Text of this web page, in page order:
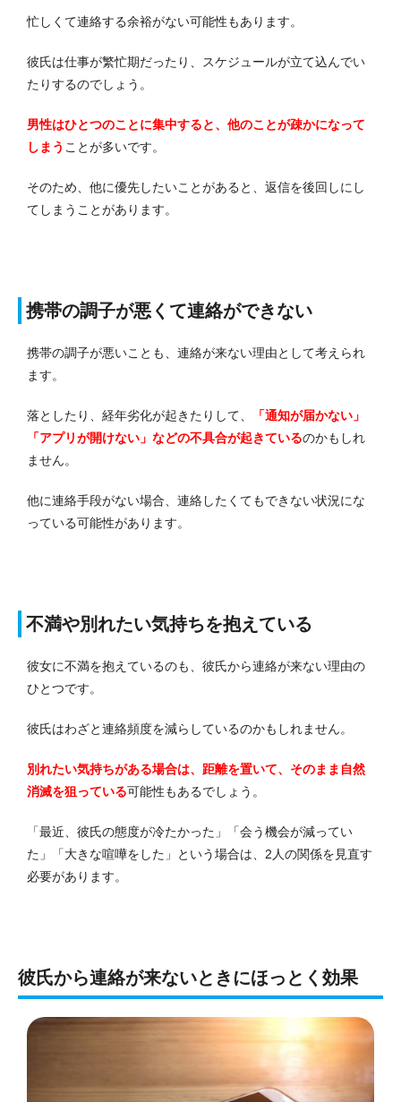
忙しくて連絡する余裕がない可能性もあります。
彼氏は仕事が繁忙期だったり、スケジュールが立て込んでい
たりするのでしょう。
男性はひとつのことに集中すると、他のことが疎かになって
しまう ことが多いです。
そのため、他に優先したいことがあると、返信を後回しにし
てしまうことがあります。
携帯の調子が悪くて連絡ができない
携帯の調子が悪いことも、連絡が来ない理由として考えられ
ます。
落としたり、経年劣化が起きたりして、
「通知が届かない」
「アプリが開けない」などの不具合が起きているのかもしれ
ません。
他に連絡手段がない場合、連絡したくてもできない状況にな
っている可能性があります。
不満や別れたい気持ちを抱えている
彼女に不満を抱えているのも、彼氏から連絡が来ない理由の
ひとつです。
彼氏はわざと連絡頻度を減らしているのかもしれません。
別れたい気持ちがある場合は、距離を置いて、そのまま自然
消滅を狙っている可能性もあるでしょう。
「最近、彼氏の態度が冷たかった」「会う機会が減ってい
た」「大きな喧嘩をした」という場合は、2人の関係を見直す
必要があります。
彼氏から連絡が来ないときにほっとく効果